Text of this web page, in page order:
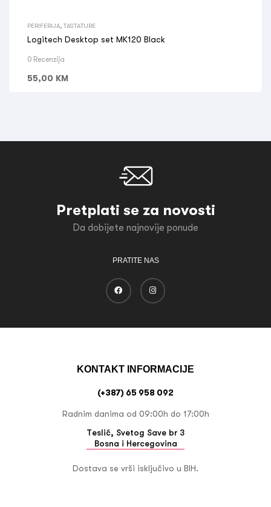
PERIFERIJA TASTATURE
Logitech Desktop set MK120 Black
0 Recenzija
55,00 KM
Pretplati se za novosti
Da dobijete najnovije ponude
PRATITE NAS
KONTAKT INFORMACIJE
(+387) 65 958 092
Radnim danima od 09:00h do 17:00h
Teslić, Svetog Save br 3
Bosna i Hercegovina
Dostava se vrši isključivo u BIH.